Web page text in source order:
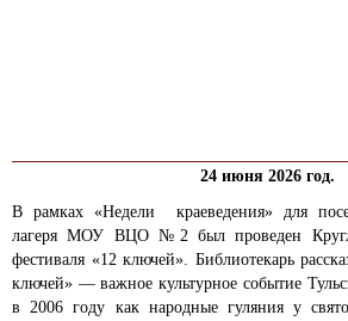
24 июня 2026 год.
В рамках «Недели краеведения» для
лагеря МОУ ВЦО №2 был проведен
фестиваля «12 ключей». Библиотекарь
ключей» — важное культурное событие
в 2006 году как народные гуляния у